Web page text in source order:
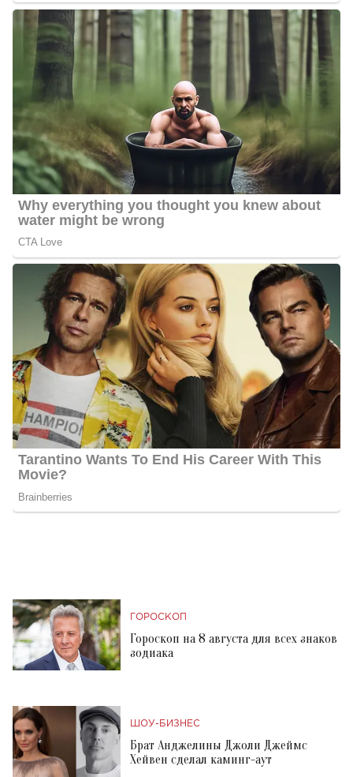
ГОРОСКОП
Гороскоп на 8 августа для всех знаков
зодиака
ШОУ-БИЗНЕС
Брат Анджелины Джоли Джеймс
Хейвен сделал каминг-аут